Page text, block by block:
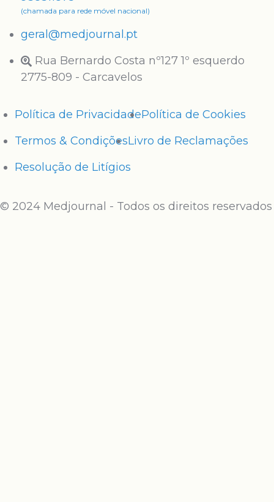
(chamada para rede móvel nacional)
geral@medjournal.pt
Rua Bernardo Costa nº127 1º esquerdo
2775-809 - Carcavelos
Política de PrivacidadePolítica de Cookies
Termos & CondiçõesLivro de Reclamações
Resolução de Litígios
© 2024 Medjournal - Todos os direitos reservados